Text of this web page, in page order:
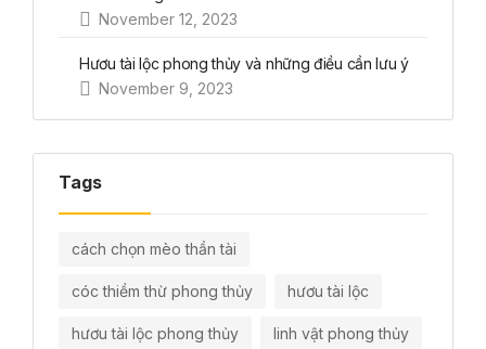
November 12, 2023
Hươu tài lộc phong thủy và những điều cần lưu ý
November 9, 2023
Tags
cách chọn mèo thần tài
cóc thiềm thừ phong thủy hươu tài lộc
hươu tài lộc phong thủy linh vật phong thủy